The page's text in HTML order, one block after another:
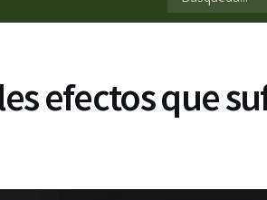
efectos que